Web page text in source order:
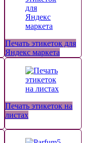
Печать этикеток для
Яндекс маркета
Печать этикеток на
листах